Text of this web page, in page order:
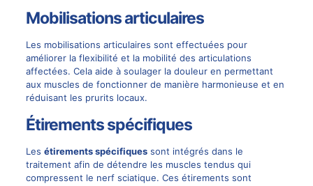
Mobilisations articulaires
Les mobilisations articulaires sont effectuées pour
améliorer la flexibilité et la mobilité des articulations
affectées. Cela aide à soulager la douleur en permettant
aux muscles de fonctionner de manière harmonieuse et en
réduisant les prurits locaux.
Étirements spécifiques
Les étirements spécifiquessont intégrés dans le
traitement afin de détendre les muscles tendus qui
compressent le nerf sciatique. Ces étirements sont